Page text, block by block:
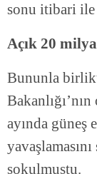
sonu itibari
Açık 20
Bununla
ayında güneş
sokulmuştu.